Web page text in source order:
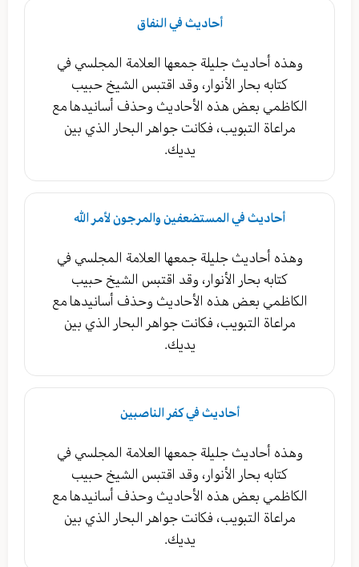
أحاديث في النفاق
وهذه أحاديث جليلة جمعها العلامة المجلسي في
كتابه بحار الأنوار، وقد اقتبس الشيخ حبيب
الكاظمي بعض هذه الأحاديث وحذف أسانيدها مع
مراعاة التبويب، فكانت جواهر البحار الذي بين
يديك.
أحاديث في المستضعفين والمرجون لأمر الله
وهذه أحاديث جليلة جمعها العلامة المجلسي في
كتابه بحار الأنوار، وقد اقتبس الشيخ حبيب
الكاظمي بعض هذه الأحاديث وحذف أسانيدها مع
مراعاة التبويب، فكانت جواهر البحار الذي بين
يديك.
أحاديث في كفر الناصبين
وهذه أحاديث جليلة جمعها العلامة المجلسي في
كتابه بحار الأنوار، وقد اقتبس الشيخ حبيب
الكاظمي بعض هذه الأحاديث وحذف أسانيدها مع
مراعاة التبويب، فكانت جواهر البحار الذي بين
يديك.